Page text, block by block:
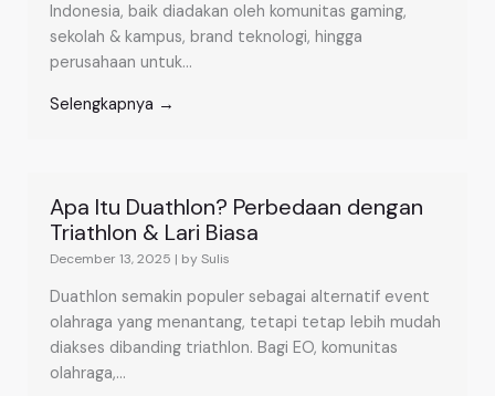
Indonesia, baik diadakan oleh komunitas gaming,
sekolah & kampus, brand teknologi, hingga
perusahaan untuk...
Selengkapnya →
Apa Itu Duathlon? Perbedaan dengan
Triathlon & Lari Biasa
December 13, 2025 | by Sulis
Duathlon semakin populer sebagai alternatif event
olahraga yang menantang, tetapi tetap lebih mudah
diakses dibanding triathlon. Bagi EO, komunitas
olahraga,...